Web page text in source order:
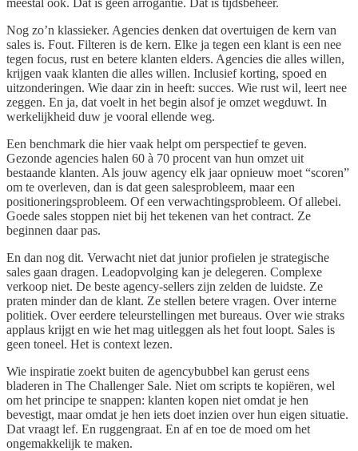
Nog zo’n klassieker. Agencies denken dat overtuigen de kern van
sales is. Fout. Filteren is de kern. Elke ja tegen een klant is een nee
tegen focus, rust en betere klanten elders. Agencies die alles willen,
krijgen vaak klanten die alles willen. Inclusief korting, spoed en
uitzonderingen. Wie daar zin in heeft: succes. Wie rust wil, leert nee
zeggen. En ja, dat voelt in het begin alsof je omzet wegduwt. In
werkelijkheid duw je vooral ellende weg.
Een benchmark die hier vaak helpt om perspectief te geven.
Gezonde agencies halen 60 à 70 procent van hun omzet uit
bestaande klanten. Als jouw agency elk jaar opnieuw moet “scoren”
om te overleven, dan is dat geen salesprobleem, maar een
positioneringsprobleem. Of een verwachtingsprobleem. Of allebei.
Goede sales stoppen niet bij het tekenen van het contract. Ze
beginnen daar pas.
En dan nog dit. Verwacht niet dat junior profielen je strategische
sales gaan dragen. Leadopvolging kan je delegeren. Complexe
verkoop niet. De beste agency-sellers zijn zelden de luidste. Ze
praten minder dan de klant. Ze stellen betere vragen. Over interne
politiek. Over eerdere teleurstellingen met bureaus. Over wie straks
applaus krijgt en wie het mag uitleggen als het fout loopt. Sales is
geen toneel. Het is context lezen.
Wie inspiratie zoekt buiten de agencybubbel kan gerust eens
bladeren in The Challenger Sale. Niet om scripts te kopiëren, wel
om het principe te snappen: klanten kopen niet omdat je hen
bevestigt, maar omdat je hen iets doet inzien over hun eigen situatie.
Dat vraagt lef. En ruggengraat. En af en toe de moed om het
ongemakkelijk te maken.